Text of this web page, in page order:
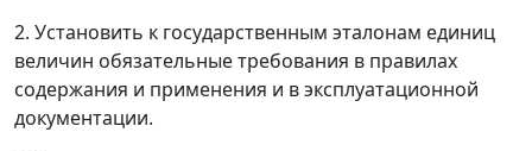
2. Установить к государственным эталонам единиц
величин обязательные требования в правилах
содержания и применения и в эксплуатационной
документации.